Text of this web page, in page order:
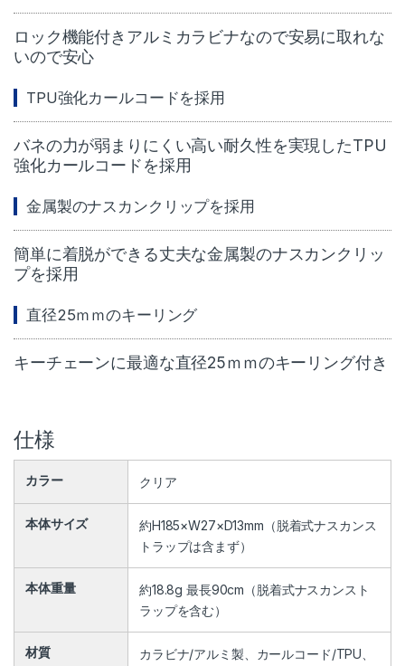
ロック機能付きアルミカラビナなので安易に取れな
いので安心
TPU強化カールコードを採用
バネの力が弱まりにくい高い耐久性を実現したTPU
強化カールコードを採用
金属製のナスカンクリップを採用
簡単に着脱ができる丈夫な金属製のナスカンクリッ
プを採用
直径25ｍｍのキーリング
キーチェーンに最適な直径25ｍｍのキーリング付き
仕様
カラー クリア
本体サイズ
約H185×W27×D13mm（脱着式ナスカンス
トラップは含まず）
本体重量
約18.8g 最長90cm（脱着式ナスカンスト
ラップを含む）
材質
カラビナ/アルミ製、カールコード/TPU、